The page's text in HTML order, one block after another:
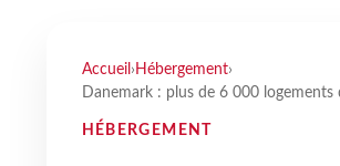
Accueil › Hébergement›
Danemark : plus de 6 000
HÉBERGEMENT